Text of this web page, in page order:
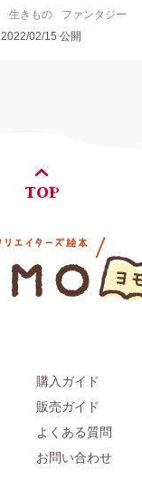
生きもの
ファンタジー
2022/02/15 公開
TOP
購入ガイド
販売ガイド
よくある質問
お問い合わせ